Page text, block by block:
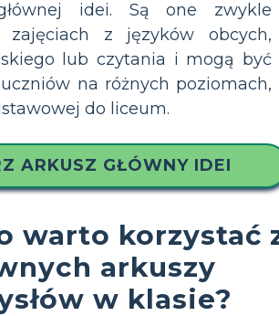
idei. Są one zwykle
zajęciach z języków obcych,
lub czytania i mogą być
na różnych poziomach,
do liceum.
ARKUSZ GŁÓWNY IDEI
warto korzystać
arkuszy
w klasie?